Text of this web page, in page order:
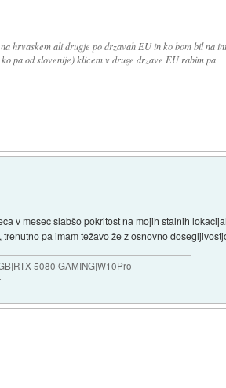
hrvaskem ali drugje po drzavah EU in ko bom bil na
pa od slovenije) klicem v druge drzave EU rabim pa
v mesec slabšo pokritost na mojih stalnih
pa imam težavo že z osnovno
5080 GAMING|W10Pro